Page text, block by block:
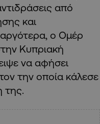
από
και
ο Ομέρ
Κυπριακή
να αφήσει
την οποία κάλεσε
της.